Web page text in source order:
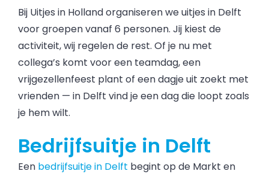
Bij Uitjes in Holland organiseren we uitjes in Delft
voor groepen vanaf 6 personen. Jij kiest de
activiteit, wij regelen de rest. Of je nu met
collega’s komt voor een teamdag, een
vrijgezellenfeest plant of een dagje uit zoekt met
vrienden — in Delft vind je een dag die loopt zoals
je hem wilt.
Bedrijfsuitje in Delft
Een bedrijfsuitje in Delft begint op de Markt en